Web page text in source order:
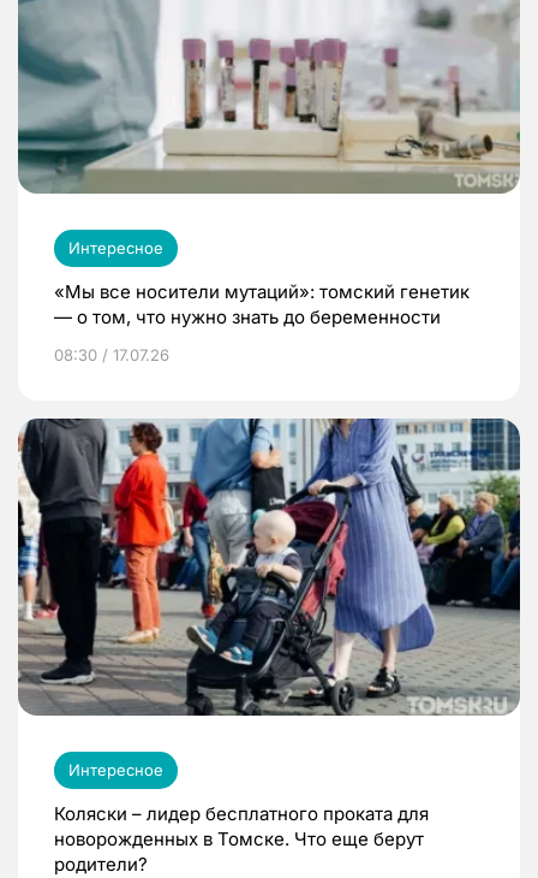
Интересное
«Мы все носители мутаций»: томский генетик
— о том, что нужно знать до беременности
08:30 / 17.07.26
Интересное
Коляски – лидер бесплатного проката для
новорожденных в Томске. Что еще берут
родители?